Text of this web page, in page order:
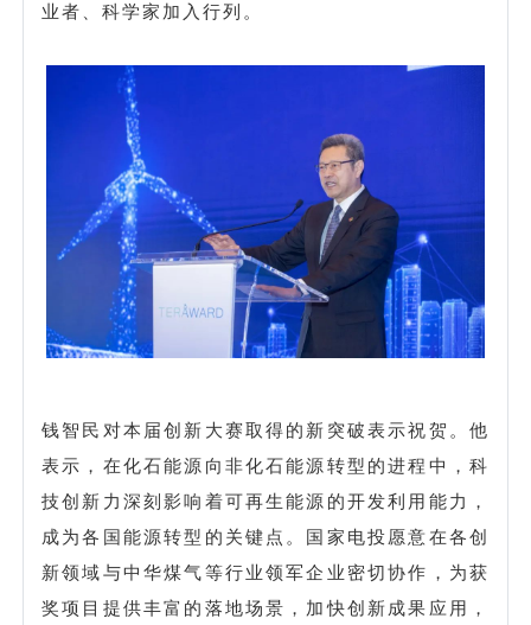
业者、科学家加入行列。
钱智民对本届创新大赛取得的新突破表示祝贺。他
表示，在化石能源向非化石能源转型的进程中，科
技创新力深刻影响着可再生能源的开发利用能力，
成为各国能源转型的关键点。国家电投愿意在各创
新领域与中华煤气等行业领军企业密切协作，为获
奖项目提供丰富的落地场景，加快创新成果应用，